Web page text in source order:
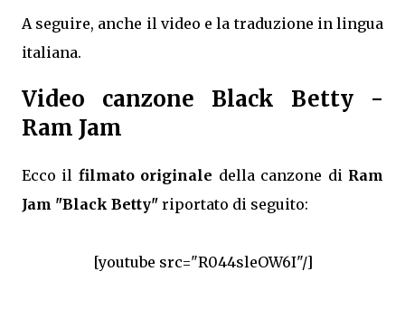
A seguire, anche il video e la traduzione in lingua
italiana.
Video canzone Black Betty -
Ram Jam
Ecco il filmato originale della canzone di Ram
Jam "Black Betty" riportato di seguito:
[youtube src="R044sleOW6I"/]